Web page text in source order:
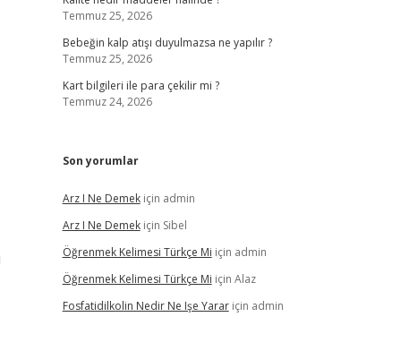
Temmuz 25, 2026
Bebeğin kalp atışı duyulmazsa ne yapılır ?
Temmuz 25, 2026
Kart bilgileri ile para çekilir mi ?
Temmuz 24, 2026
Son yorumlar
Arz I Ne Demekiçin admin
Arz I Ne Demekiçin Sibel
Öğrenmek Kelimesi Türkçe Mi için admin
Öğrenmek Kelimesi Türkçe Mi için Alaz
Fosfatidilkolin Nedir Ne Işe Yarariçin admin